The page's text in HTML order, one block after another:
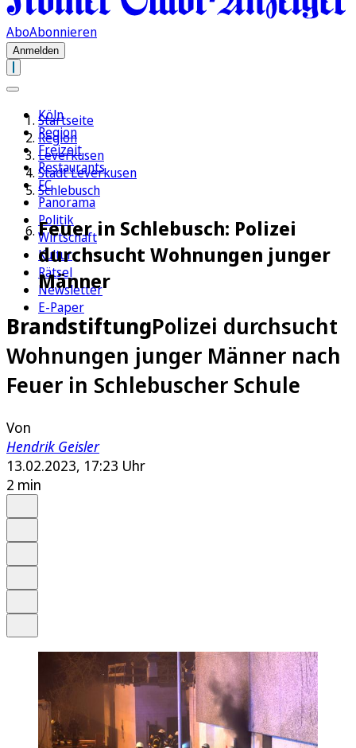
AboAbonnieren
Anmelden
Köln
Region
Freizeit
Restaurants
FC
Panorama
Politik
Wirtschaft
Kultur
Rätsel
Newsletter
E-Paper
Startseite
Region
Leverkusen
Stadt Leverkusen
Schlebusch
Feuer in Schlebusch: Polizei
durchsucht Wohnungen junger
Männer
BrandstiftungPolizei durchsucht
Wohnungen junger Männer nach
Feuer in Schlebuscher Schule
Von
Hendrik Geisler
13.02.2023, 17:23 Uhr
2 min